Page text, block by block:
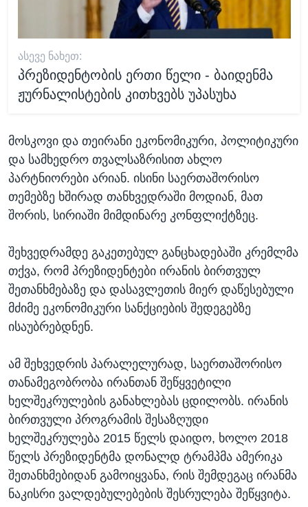
ᲐᲡᲔᲕᲔ ᲜᲐᲮᲔᲗ:
პრეზიდენტობის ერთი წელი - ბაიდენმა
ჟურნალისტების კითხვებს უპასუხა
მოსკოვი და თეირანი ეკონომიკური, პოლიტიკური
და სამხედრო თვალსაზრისით ახლო
პარტნიორები არიან. ისინი საერთაშორისო
თემებზე ხშირად თანხვედრაში მოდიან, მათ
შორის, სირიაში მიმდინარე კონფლიქტზეც.
შეხვედრამდე გაკეთებულ განცხადებაში კრემლმა
თქვა, რომ პრეზიდენტები ირანის ბირთვულ
შეთანხმებაზე და დასავლეთის მიერ დაწესებული
მძიმე ეკონომიკური სანქციების შედეგებზე
ისაუბრებდნენ.
ამ შეხვედრის პარალელურად, საერთაშორისო
თანამეგობრობა ირანთან შეწყვეტილი
ხელშეკრულების განახლებას ცდილობს. ირანის
ბირთვული პროგრამის შესაზღუდი
ხელშეკრულება 2015 წელს დაიდო, ხოლო 2018
წელს პრეზიდენტმა დონალდ ტრამპმა ამერიკა
შეთანხმებიდან გამოიყვანა, რის შემდეგაც ირანმა
ნაკისრი ვალდებულებების შესრულება შეწყვიტა.